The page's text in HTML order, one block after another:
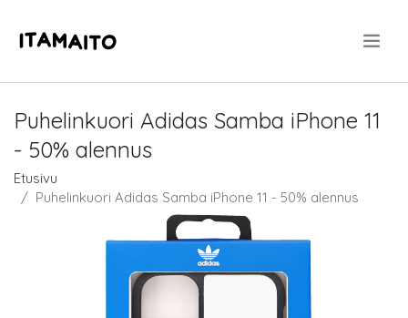
Puhelinkuori Adidas Samba iPhone 11
- 50% alennus
Etusivu
Puhelinkuori Adidas Samba iPhone 11 - 50% alennus